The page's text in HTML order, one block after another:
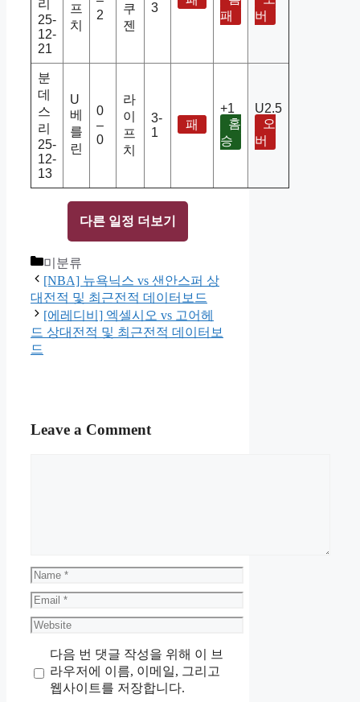
리
25-
12-
21
프
치
2
쿠
젠
3
패
버
분
데
스
리
25-
12-
13
U
베
를
린
0
–
0
라
이
프
치
3-
1
패
+1
홈
승
U2.5
오
버
다른 일정 더보기
Categories
미분류
[NBA] 뉴욕닉스 vs 샌안스퍼 상
대전적 및 최근전적 데이터보드
[에레디비] 엑셀시오 vs 고어헤
드 상대전적 및 최근전적 데이터보
드
Leave a Comment
Name
Email
Website
다음 번 댓글 작성을 위해 이 브
라우저에 이름, 이메일, 그리고
웹사이트를 저장합니다.